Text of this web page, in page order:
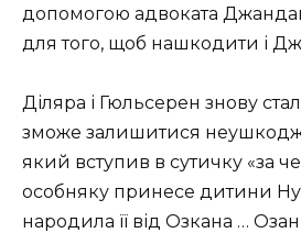
допомогою адвоката
для того, щоб нашкодити і
Діляра і Гюльсерен знову
зможе залишитися
який вступив в сутичку «за
особняку принесе дитини
народила її від Озкана …